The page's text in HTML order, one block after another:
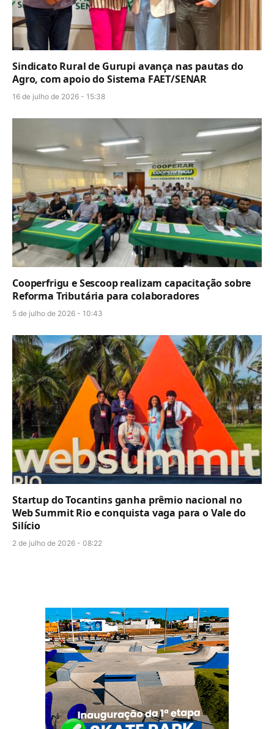
Sindicato Rural de Gurupi avança nas pautas do
Agro, com apoio do Sistema FAET/SENAR
16 de julho de 2026 - 15:38
Cooperfrigu e Sescoop realizam capacitação sobre
Reforma Tributária para colaboradores
5 de julho de 2026 - 10:43
Startup do Tocantins ganha prêmio nacional no
Web Summit Rio e conquista vaga para o Vale do
Silício
2 de julho de 2026 - 08:22